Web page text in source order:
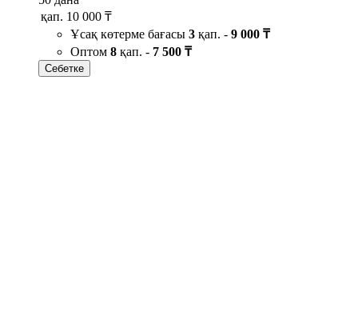
қап. 10 000 ₸
Ұсақ көтерме бағасы 3 қап. - 9 000 ₸
Оптом 8 қап. - 7 500 ₸
Себетке